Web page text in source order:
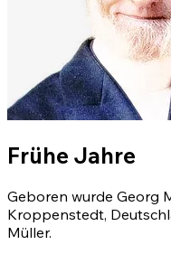
Frühe Jahre
Geboren wurde Georg
Kroppenstedt,
Müller.